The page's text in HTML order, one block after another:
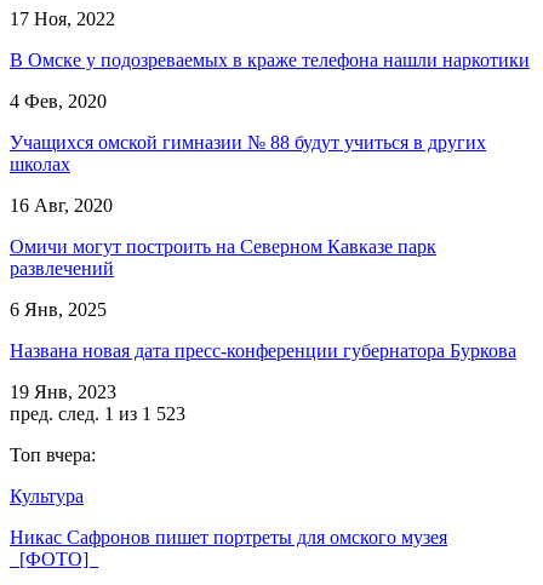
17 Ноя, 2022
В Омске у подозреваемых в краже телефона нашли наркотики
4 Фев, 2020
Учащихся омской гимназии № 88 будут учиться в других
школах
16 Авг, 2020
Омичи могут построить на Северном Кавказе парк
развлечений
6 Янв, 2025
Названа новая дата пресс-конференции губернатора Буркова
19 Янв, 2023
пред. след. 1 из 1 523
Топ вчера:
Культура
Никас Сафронов пишет портреты для омского музея
[ФОТО]